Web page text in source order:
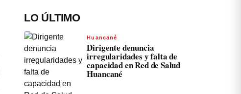
LO ÚLTIMO
Huancané
Dirigente denuncia
irregularidades y falta de
capacidad en Red de Salud
Huancané